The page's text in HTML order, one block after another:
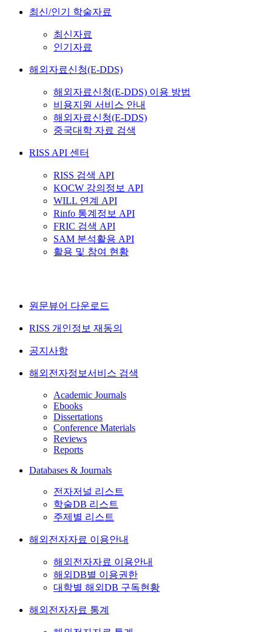
최신/인기 학술자료
최신자료
인기자료
해외자료신청(E-DDS)
해외자료신청(E-DDS) 이용 방법
비용지원 서비스 안내
해외자료신청(E-DDS)
중국대학 자료 검색
RISS API 센터
RISS 검색 API
KOCW 강의정보 API
WILL 연계 API
Rinfo 통계정보 API
FRIC 검색 API
SAM 분석활용 API
활용 및 참여 현황
원문뷰어 다운로드
RISS 개인정보 재동의
공지사항
해외전자정보서비스 검색
Academic Journals
Ebooks
Dissertations
Conference Materials
Reviews
Reports
Databases & Journals
전자저널 리스트
학술DB 리스트
주제별 리스트
해외전자자료 이용안내
해외전자자료 이용안내
해외DB별 이용권한
대학별 해외DB 구독현황
해외전자자료 통계